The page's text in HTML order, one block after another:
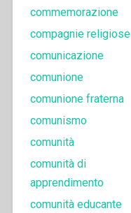
commemorazione
compagnie religiose
comunicazione
comunione
comunione fraterna
comunismo
comunità
comunità di
apprendimento
comunità educante